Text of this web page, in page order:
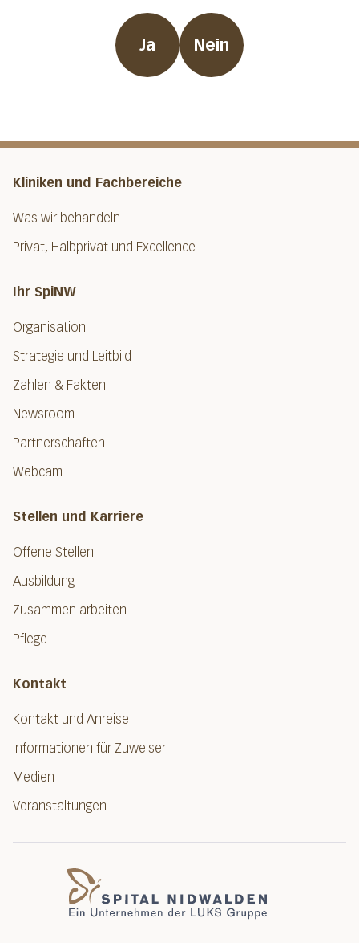
Ja Nein
Kliniken und Fachbereiche
Was wir behandeln
Privat, Halbprivat und Excellence
Ihr SpiNW
Organisation
Strategie und Leitbild
Zahlen & Fakten
Newsroom
Partnerschaften
Webcam
Stellen und Karriere
Offene Stellen
Ausbildung
Zusammen arbeiten
Pflege
Kontakt
Kontakt und Anreise
Informationen für Zuweiser
Medien
Veranstaltungen